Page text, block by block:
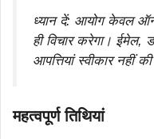
ध्यान दें: आयोग केवल
ही विचार करेगा। ईमेल,
आपत्तियां स्वीकार नहीं
महत्वपूर्ण तिथियां